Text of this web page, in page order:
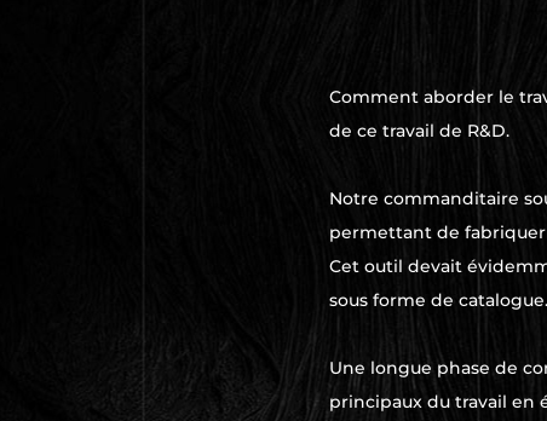
Comment aborder le
de ce travail de R&D.
Notre commanditaire
permettant de
Cet outil devait
sous forme de catalogue.
Une longue phase de
principaux du travail en